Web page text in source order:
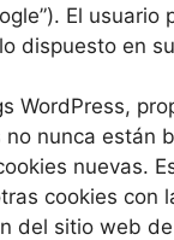
El usuario
dispuesto en
WordPress,
nunca están
nuevas.
cookies con
del sitio web